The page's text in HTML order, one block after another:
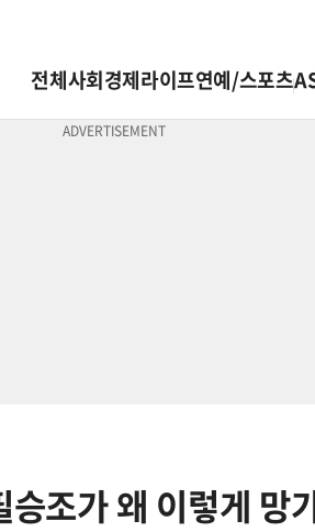
전체사회경제라이프연예/스포츠
조가 왜 이렇게 망